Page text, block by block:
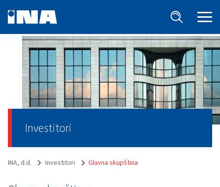
Investitori
INA, d.d. Investitori Glavna skupština